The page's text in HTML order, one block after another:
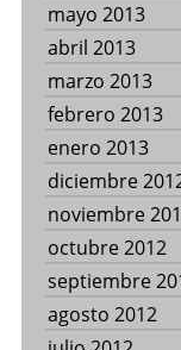
mayo 2013
abril 2013
marzo 2013
febrero 2013
enero 2013
diciembre
noviembre
octubre 2012
septiembre
agosto 2012